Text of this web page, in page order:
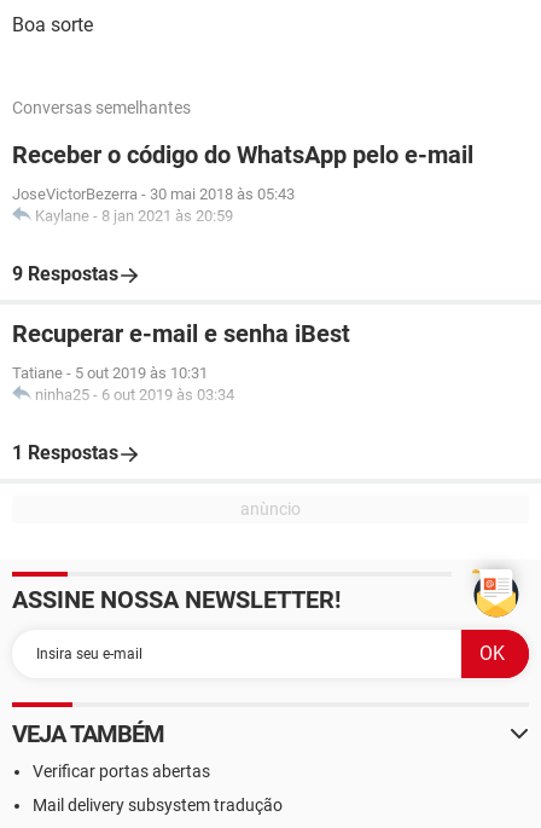
Boa sorte
Conversas semelhantes
Receber o código do WhatsApp pelo e-mail
JoseVictorBezerra - 30 mai 2018 às 05:43
Kaylane - 8 jan 2021 às 20:59
9 Respostas
Recuperar e-mail e senha iBest
Tatiane - 5 out 2019 às 10:31
ninha25 - 6 out 2019 às 03:34
1 Respostas
ASSINE NOSSA NEWSLETTER!
VEJA TAMBÉM
Verificar portas abertas
Mail delivery subsystem tradução